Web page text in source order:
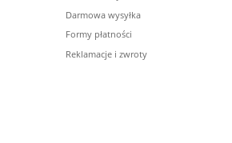
Darmowa wysyłka
Formy płatności
Reklamacje i zwroty